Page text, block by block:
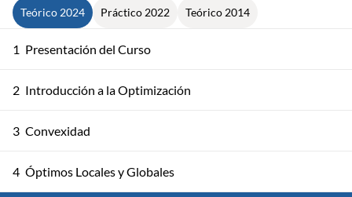
Teórico 2024 Práctico 2022 Teórico 2014
1 Presentación del Curso
2 Introducción a la Optimización
3 Convexidad
4 Óptimos Locales y Globales